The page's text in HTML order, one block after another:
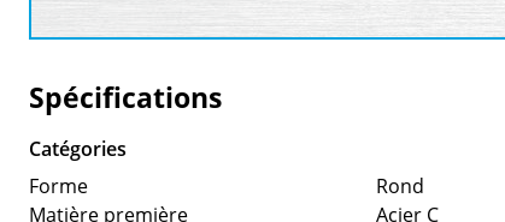
Spécifications
Catégories
Forme
Rond
Matière première
Acier C